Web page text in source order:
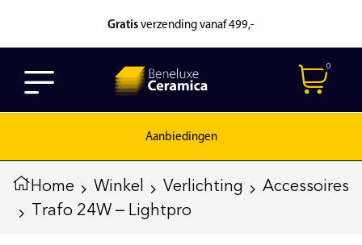
Gratis verzending vanaf 499,-
0
Aanbiedingen
Home Winkel Verlichting
Accessoires
Trafo 24W – Lightpro